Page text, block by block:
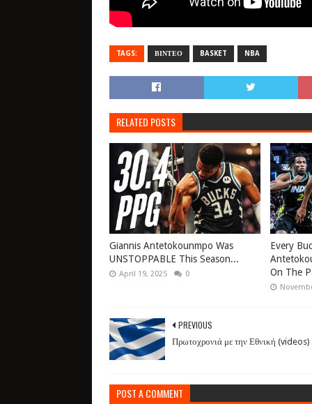
TAGS: ΒΙΝΤΕΟ BASKET NBA
RELATED POSTS
Giannis Antetokounmpo Was
UNSTOPPABLE This Season...
April 19, 2025 0
Every
On The
PREVIOUS
Πρωτοχρονιά με την Εθνική (videos)
POST A COMMENT